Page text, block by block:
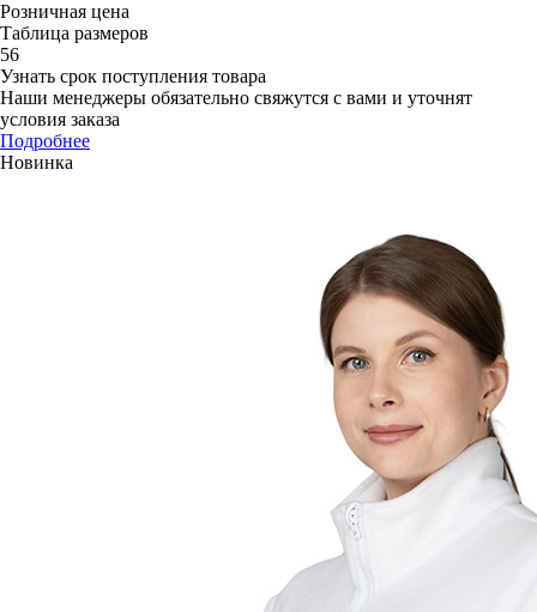
Розничная цена
Таблица размеров
56
Узнать срок поступления товара
Наши менеджеры обязательно свяжутся с вами и уточнят
условия заказа
Подробнее
Новинка